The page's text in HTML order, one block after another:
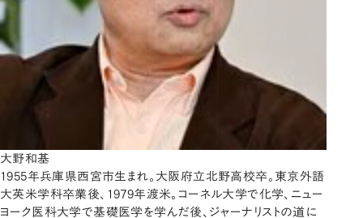
大野和基
1955年兵庫県西宮市生まれ。大阪府立北野高校卒。東京外語
大英米学科卒業後、1979年渡米。コーネル大学で化学、ニュー
ヨーク医科大学で基礎医学を学んだ後、ジャーナリストの道に